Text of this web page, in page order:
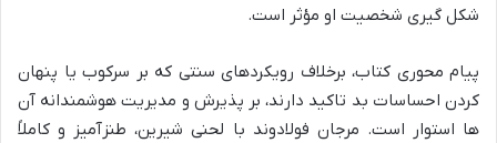
شکل گیری شخصیت او مؤثر است.
پیام محوری کتاب، برخلاف رویکردهای سنتی که بر سرکوب یا پنهان
کردن احساسات بد تاکید دارند، بر پذیرش و مدیریت هوشمندانه آن
ها استوار است. مرجان فولادوند با لحنی شیرین، طنزآمیز و کاملاً